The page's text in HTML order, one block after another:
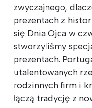
zwyczajnego,
prezentach z
się Dnia Ojca w
stworzyliśmy
prezentach.
utalentowanych
rodzinnych firm i
łączą tradycję z